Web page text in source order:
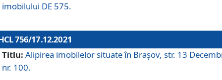
imobilului DE 575.
756/17.12.2021
Titlu: Alipirea imobilelor situate în Brașov, str. 13
nr. 100.